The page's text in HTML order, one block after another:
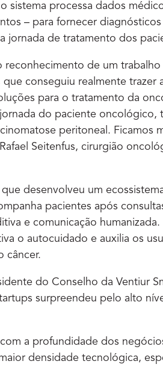
sistema processa dados
– para fornecer
jornada de tratamento dos
de um
conseguiu realmente trazer
para o tratamento da
do paciente oncológico,
peritoneal. Ficamos
Seitenfus, cirurgião
desenvolveu um
pacientes após
e comunicação
o autocuidado e auxilia os
câncer.
do Conselho da Ventiur
surpreendeu pelo alto
a profundidade dos
densidade tecnológica,